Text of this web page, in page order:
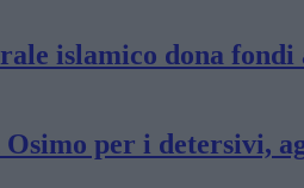
islamico dona fondi
Osimo per i detersivi,